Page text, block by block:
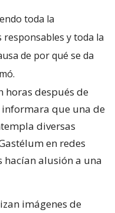
toda la
y toda la
de por qué se da
horas después de
que una de
diversas
en redes
hacían alusión a una
imágenes de